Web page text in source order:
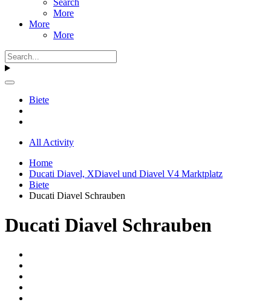
More
More
More
Biete
All Activity
Home
Ducati Diavel, XDiavel und Diavel V4 Marktplatz
Biete
Ducati Diavel Schrauben
Ducati Diavel Schrauben